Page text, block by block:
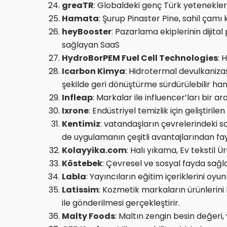
greaTR: Globaldeki genç Türk
Hamata: Şurup Pinaster Pine, sahil
heyBooster: Pazarlama ekiplerinin dijital
sağlayan SaaS
HydroBorPEM Fuel Cell Technologies:
Icarbon Kimya: Hidrotermal
şekilde geri dönüştürme sürdürülebilir
Infleap: Markalar ile influencer’ları bir
Ixrone: Endüstriyel temizlik için geliştirilen
Kentimiz: vatandaşların çevrelerindeki
de uygulamanın çeşitli avantajlarından
Kolayyika.com: Halı yıkama, Ev
Köstebek: Çevresel ve sosyal fayda
Labla: Yayıncıların eğitim içeriklerini
Latissim: Kozmetik markaların
ile gönderilmesi gerçekleştirir.
Malty Foods: Maltın zengin besin